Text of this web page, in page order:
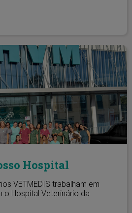
Hospital
VETMEDIS trabalham em
o Hospital Veterinário da